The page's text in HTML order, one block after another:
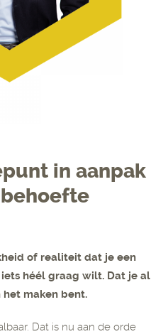
in aanpak
of realiteit dat je een
héél graag wilt. Dat je al
maken bent.
Dat is nu aan de orde